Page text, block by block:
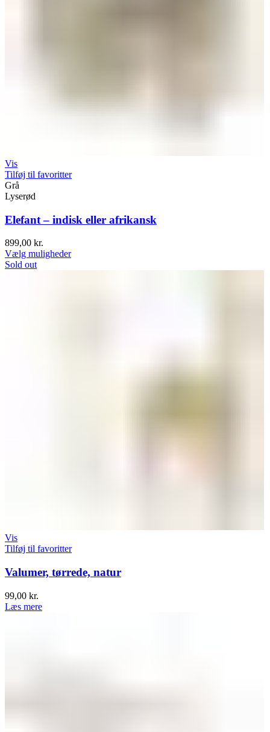
Vis
Tilføj til favoritter
Grå
Lyserød
Elefant – indisk eller afrikansk
899,00 kr.
Vælg muligheder
Sold out
Vis
Tilføj til favoritter
Valumer, tørrede, natur
99,00 kr.
Læs mere